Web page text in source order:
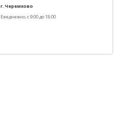
г. Черемхово
Ежедневно, с 9:00 до 18:00